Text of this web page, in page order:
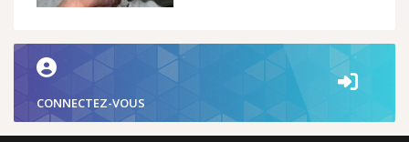
CONNECTEZ-VOUS